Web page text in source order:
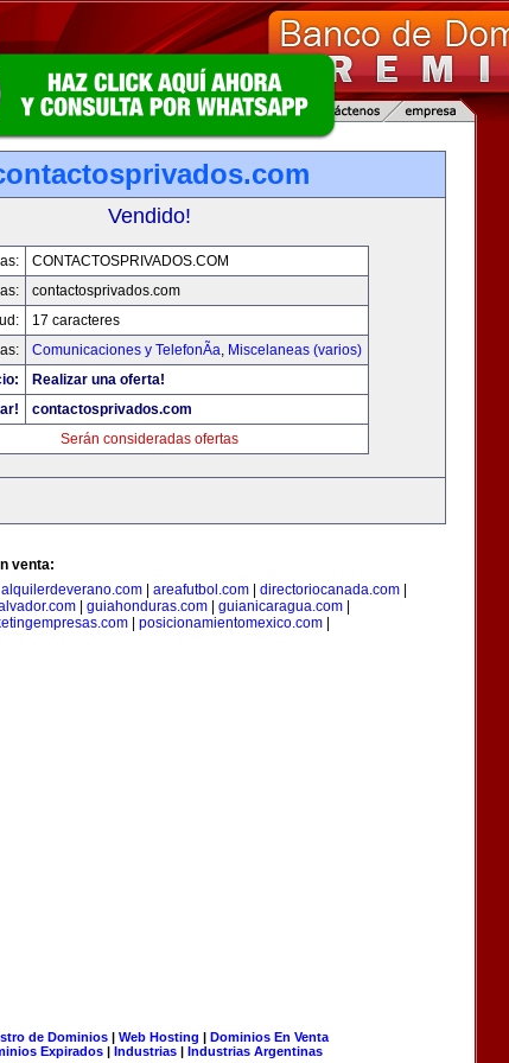
Vendido!
CONTACTOSPRIVADOS.COM
contactosprivados.com
17 caracteres
Comunicaciones y TelefonÃ­a, Miscelaneas (varios)
Realizar una oferta!
contactosprivados.com
Serán consideradas ofertas
venta:
alquilerdeverano.com areafutbol.com directoriocanada.com
| guiahonduras.com| guianicaragua.com|
posicionamientomexico.com
de Dominios| Web Hosting | Dominios En Venta
Expirados | Industrias | Industrias Argentinas